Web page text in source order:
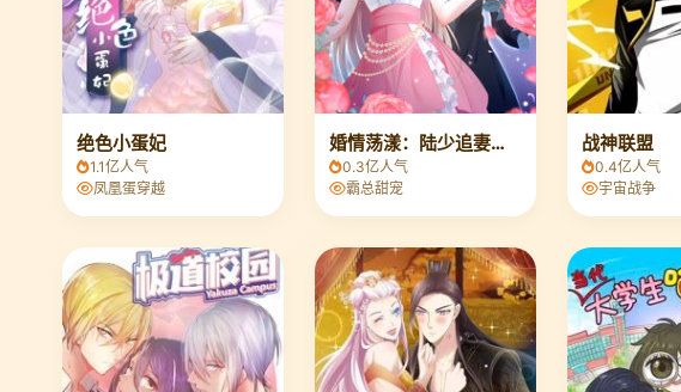
绝色小蛋妃
1.1亿人气
凤凰蛋穿越
婚情荡漾：陆少追妻请排队
0.3亿人气
霸总甜宠
战神联盟
0.4亿人气
宇宙战争